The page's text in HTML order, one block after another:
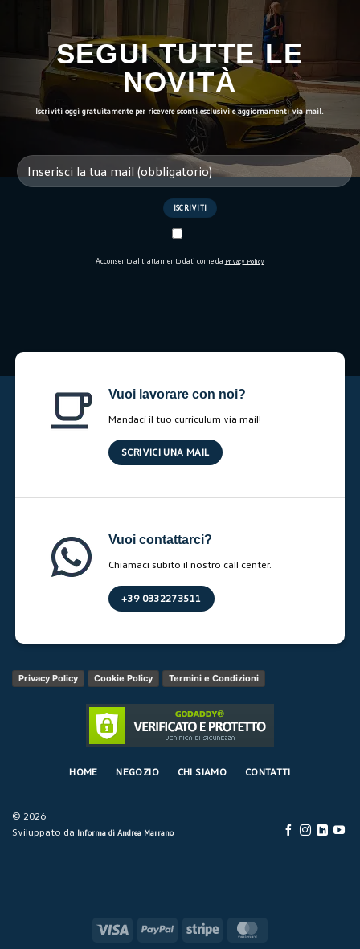
SEGUI TUTTE LE
NOVITÀ
Iscriviti oggi gratuitamente per ricevere sconti esclusivi e aggiornamenti via mail.
Acconsento al trattamento dati come da Privacy Policy
Vuoi lavorare con noi?
Mandaci il tuo curriculum via mail!
SCRIVICI UNA MAIL
Vuoi contattarci?
Chiamaci subito il nostro call center.
+39 0332273511
Privacy Policy Cookie Policy Termini e Condizioni
© 2026
Sviluppato da Informa di Andrea Marrano
HOME NEGOZIO CHI SIAMO CONTATTI
Visa PayPal Stripe